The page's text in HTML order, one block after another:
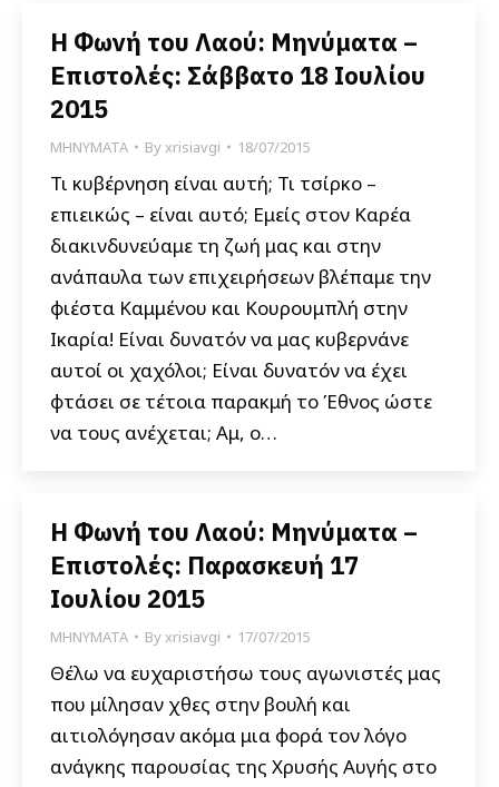
Η Φωνή του Λαού: Μηνύματα –
Επιστολές: Σάββατο 18 Ιουλίου
2015
ΜΗΝΥΜΑΤΑ Byxrisiavgi 18/07/2015
Τι κυβέρνηση είναι αυτή; Τι τσίρκο –
επιεικώς – είναι αυτό; Εμείς στον Καρέα
διακινδυνεύαμε τη ζωή μας και στην
ανάπαυλα των επιχειρήσεων βλέπαμε την
φιέστα Καμμένου και Κουρουμπλή στην
Ικαρία! Είναι δυνατόν να μας κυβερνάνε
αυτοί οι χαχόλοι; Είναι δυνατόν να έχει
φτάσει σε τέτοια παρακμή το Έθνος ώστε
να τους ανέχεται; Αμ, ο…
Η Φωνή του Λαού: Μηνύματα –
Επιστολές: Παρασκευή 17
Ιουλίου 2015
ΜΗΝΥΜΑΤΑ Byxrisiavgi 17/07/2015
Θέλω να ευχαριστήσω τους αγωνιστές μας
που μίλησαν χθες στην βουλή και
αιτιολόγησαν ακόμα μια φορά τον λόγο
ανάγκης παρουσίας της Χρυσής Αυγής στο